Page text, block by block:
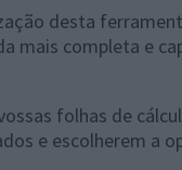
desta
mais completa e
folhas de
e escolherem a